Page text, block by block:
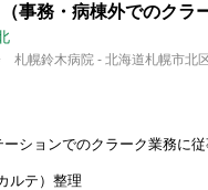
事務・病棟外でのクラ
幌鈴木病院 - 北海道札幌市北
ションでのクラーク業務に従
ルテ）整理